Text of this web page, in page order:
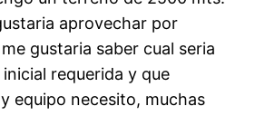
aprovechar por
gustaria saber cual seria
requerida y que
equipo necesito, muchas